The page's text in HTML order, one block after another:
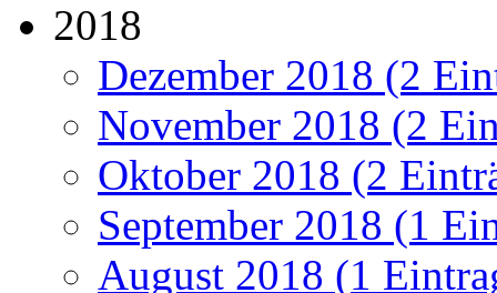
2018
Dezember 2018 (2
November 2018 (2
Oktober 2018 (2
September 2018 (1
August 2018 (1